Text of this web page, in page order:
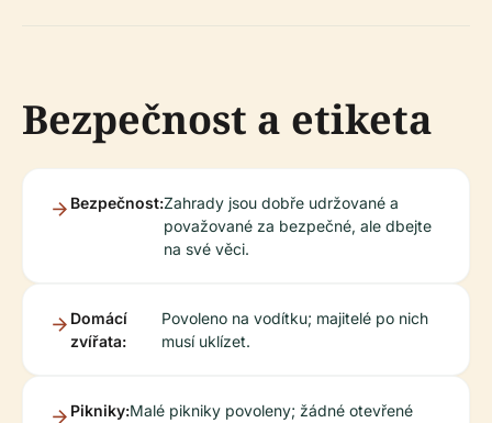
Bezpečnost a etiketa
Bezpečnost:Zahrady jsou dobře udržované a
považované za bezpečné, ale dbejte
na své věci.
Domácí
zvířata:
Povoleno na vodítku; majitelé po nich
musí uklízet.
Pikniky:Malé pikniky povoleny; žádné otevřené